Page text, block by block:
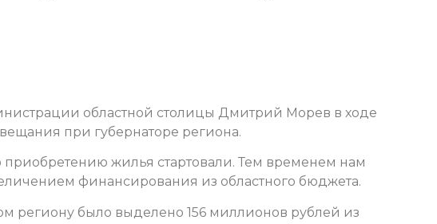
областной столицы Дмитрий Морев в ходе
при губернаторе региона.
жилья стартовали. Тем временем нам
финансирования из областного бюджета.
региону было выделено 156 миллионов рублей из